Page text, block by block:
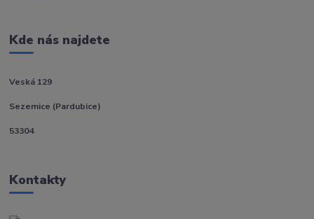
Kde nás najdete
Veská 129
Sezemice (Pardubice)
53304
Kontakty